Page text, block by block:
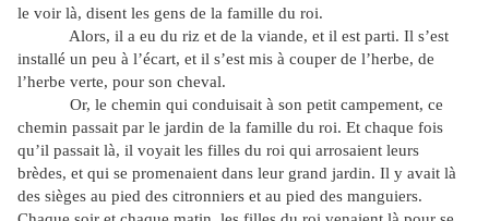
le voir là, disent les gens de la famille du roi.
Alors, il a eu du riz et de la viande, et il est parti. Il s’est
installé un peu à l’écart, et il s’est mis à couper de l’herbe, de
l’herbe verte, pour son cheval.
Or, le chemin qui conduisait à son petit campement, ce
chemin passait par le jardin de la famille du roi. Et chaque fois
qu’il passait là, il voyait les filles du roi qui arrosaient leurs
brèdes, et qui se promenaient dans leur grand jardin. Il y avait là
des sièges au pied des citronniers et au pied des manguiers.